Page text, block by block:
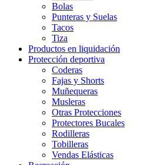
Bolas
Punteras y Suelas
Tacos
Tiza
Productos en liquidación
Protección deportiva
Coderas
Fajas y Shorts
Muñequeras
Musleras
Otras Protecciones
Protectores Bucales
Rodilleras
Tobilleras
Vendas Elásticas